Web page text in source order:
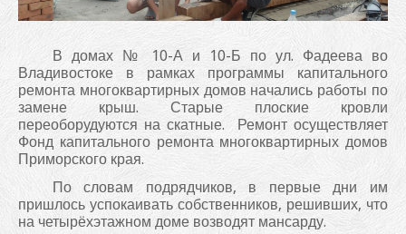
В домах № 10-А и 10-Б по ул. Фадеева во
Владивостоке в рамках программы капитального
ремонта многоквартирных домов начались работы по
замене крыш. Старые плоские кровли
переоборудуются на скатные. Ремонт осуществляет
Фонд капитального ремонта многоквартирных домов
Приморского края.
По словам подрядчиков, в первые дни им
пришлось успокаивать собственников, решивших, что
на четырёхэтажном доме возводят мансарду.